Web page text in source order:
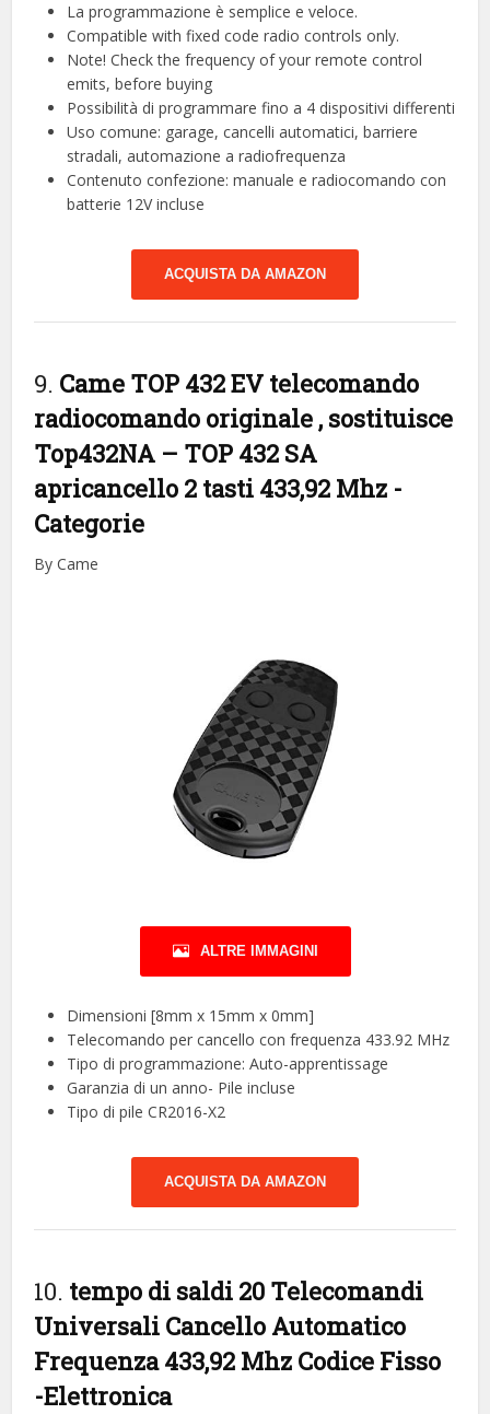
La programmazione è semplice e veloce.
Compatible with fixed code radio controls only.
Note! Check the frequency of your remote control
emits, before buying
Possibilità di programmare fino a 4 dispositivi differenti
Uso comune: garage, cancelli automatici, barriere
stradali, automazione a radiofrequenza
Contenuto confezione: manuale e radiocomando con
batterie 12V incluse
ACQUISTA DA AMAZON
9. Came TOP 432 EV telecomando
radiocomando originale , sostituisce
Top432NA – TOP 432 SA
apricancello 2 tasti 433,92 Mhz -
Categorie
By Came
ALTRE IMMAGINI
Dimensioni [8mm x 15mm x 0mm]
Telecomando per cancello con frequenza 433.92 MHz
Tipo di programmazione: Auto-apprentissage
Garanzia di un anno- Pile incluse
Tipo di pile CR2016-X2
ACQUISTA DA AMAZON
10. tempo di saldi 20 Telecomandi
Universali Cancello Automatico
Frequenza 433,92 Mhz Codice Fisso
-Elettronica